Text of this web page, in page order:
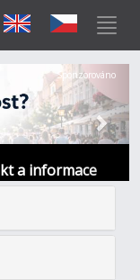
a informace
Další
Sponzorováno